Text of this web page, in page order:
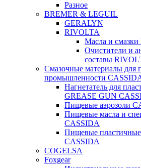
Разное
BREMER & LEGUIL
GERALYN
RIVOLTA
Масла и
Очистители и
составы
Смазочные материалы для
промышленности
Нагнетатель для
GREASE GUN
Пищевые аэрозоли
Пищевые масла и
CASSIDA
Пищевые
CASSIDA
COGELSA
Foxgear